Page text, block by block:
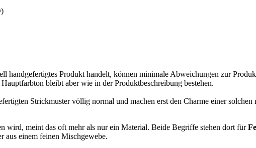
handgefertigtes Produkt handelt, können minimale Abweichungen zur
bleibt aber wie in der Produktbeschreibung bestehen.
Strickmuster völlig normal und machen erst den Charme einer solchen
wird, meint das oft mehr als nur ein Material. Beide Begriffe stehen dort für
aus einem feinen Mischgewebe.